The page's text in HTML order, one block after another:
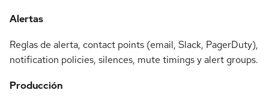
Alertas
Reglas de alerta, contact points (email, Slack, PagerDuty),
notification policies, silences, mute timings y alert groups.
Producción